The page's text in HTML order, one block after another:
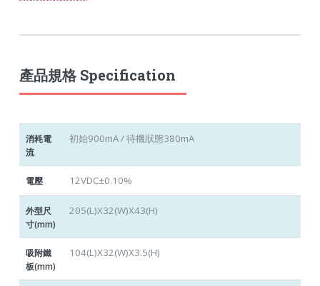
產品規格 Specification
消耗電
流
初始900mA / 待機狀態380mA
電壓 12VDC±0.10%
外型尺
寸(mm)
205(L)X32(W)X43(H)
吸附鐵
板(mm)
104(L)X32(W)X3.5(H)